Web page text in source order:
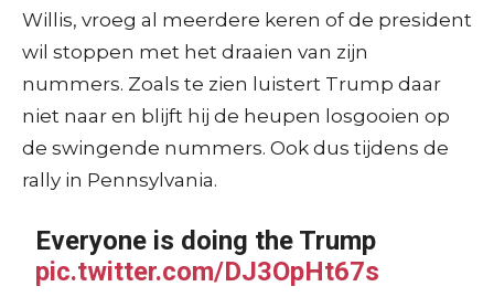
Willis, vroeg al meerdere keren of de president
wil stoppen met het draaien van zijn
nummers. Zoals te zien luistert Trump daar
niet naar en blijft hij de heupen losgooien op
de swingende nummers. Ook dus tijdens de
rally in Pennsylvania.
Everyone is doing the Trump
pic.twitter.com/DJ3OpHt67s